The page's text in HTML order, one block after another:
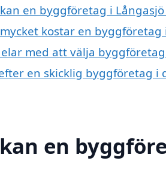
en byggföretag i
kostar en byggföretag
med att välja
en skicklig byggföretag i
en